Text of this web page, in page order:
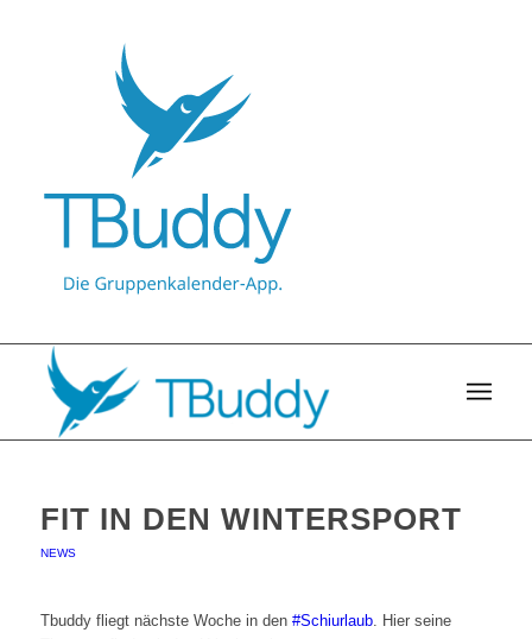
FIT IN DEN WINTERSPORT
NEWS
Tbuddy fliegt nächste Woche in den ‪#‎Schiurlaub‬. Hier seine